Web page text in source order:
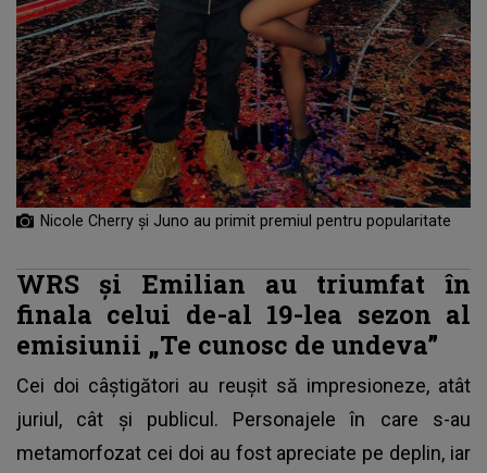
Nicole Cherry și Juno au primit premiul pentru popularitate
WRS și Emilian au triumfat în
finala celui de-al 19-lea sezon al
emisiunii „Te cunosc de undeva”
Cei doi câștigători au reușit să impresioneze, atât
juriul, cât și publicul. Personajele în care s-au
metamorfozat cei doi au fost apreciate pe deplin, iar